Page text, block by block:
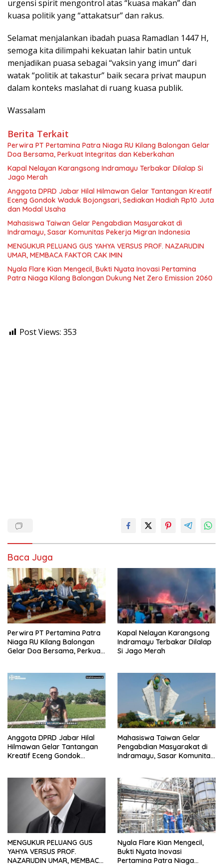
urgensi spirit mengontrol atas “kuasa makan” dan
kuasa politik yang “attakatsur” dan rakus.
Selamat menjalankan ibadah puasa Ramadlan 1447 H,
semoga kita dilimpahi kekuatan lahir batin untuk
menjadikan puasa sebagai “vaksin yang imun” dari
watak “politik at takastur” baik secara privat maupun
dalam konteks maslahat di ruang kuasa publik.
Wassalam
Berita Terkait
Perwira PT Pertamina Patra Niaga RU Kilang Balongan Gelar
Doa Bersama, Perkuat Integritas dan Keberkahan
Kapal Nelayan Karangsong Indramayu Terbakar Dilalap Si
Jago Merah
Anggota DPRD Jabar Hilal Hilmawan Gelar Tantangan Kreatif
Eceng Gondok Waduk Bojongsari, Sediakan Hadiah Rp10 Juta
dan Modal Usaha
Mahasiswa Taiwan Gelar Pengabdian Masyarakat di
Indramayu, Sasar Komunitas Pekerja Migran Indonesia
MENGUKUR PELUANG GUS YAHYA VERSUS PROF. NAZARUDIN
UMAR, MEMBACA FAKTOR CAK IMIN
Nyala Flare Kian Mengecil, Bukti Nyata Inovasi Pertamina
Patra Niaga Kilang Balongan Dukung Net Zero Emission 2060
Post Views: 353
Baca Juga
Perwira PT Pertamina Patra
Niaga RU Kilang Balongan
Gelar Doa Bersama, Perkuat
Kapal Nelayan Karangsong
Indramayu Terbakar Dilalap
Si Jago Merah
Anggota DPRD Jabar Hilal
Hilmawan Gelar Tantangan
Kreatif Eceng Gondok
Mahasiswa Taiwan Gelar
Pengabdian Masyarakat di
Indramayu, Sasar Komunitas
MENGUKUR PELUANG GUS
YAHYA VERSUS PROF.
NAZARUDIN UMAR, MEMBACA
Nyala Flare Kian Mengecil,
Bukti Nyata Inovasi
Pertamina Patra Niaga